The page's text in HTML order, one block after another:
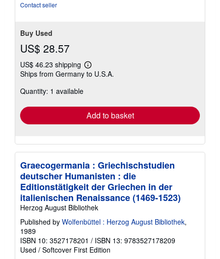
Contact seller
Buy Used
US$ 28.57
US$ 46.23 shipping
Learn
more
Ships from Germany to U.S.A.
Quantity: 1 available
Add to basket
Graecogermania : Griechischstudien
deutscher Humanisten : die
Editionstätigkeit der Griechen in der
italienischen Renaissance (1469-1523)
Herzog August Bibliothek
Published by Wolfenbüttel : Herzog August Bibliothek,
1989
ISBN 10: 3527178201 / ISBN 13: 9783527178209
Used / Softcover First Edition